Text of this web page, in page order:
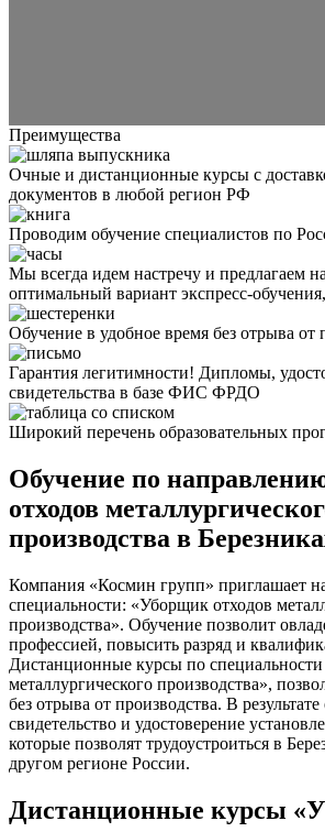
Преимущества
Очные и дистанционные курсы с
документов в любой регион РФ
Проводим обучение специалистов по
Мы всегда идем настречу и предлагаем
оптимальный вариант экспресс-
Обучение в удобное время без отрыва от
Гарантия легитимности! Дипломы,
свидетельства в базе ФИС ФРДО
Широкий перечень образовательных
Обучение по
отходов
производства в
Компания «Космин групп» приглашает
специальности: «Уборщик отходов
производства». Обучение позволит
профессией, повысить разряд и
Дистанционные курсы по
металлургического производства»,
без отрыва от производства. В
свидетельство и удостоверение
которые позволят трудоустроиться в
другом регионе России.
Дистанционные курсы